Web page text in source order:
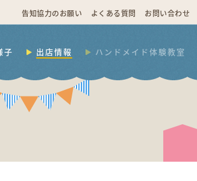
告知協力のお願い よくある質問 お問い合わせ
子 出店情報 ハンドメイド体験教室